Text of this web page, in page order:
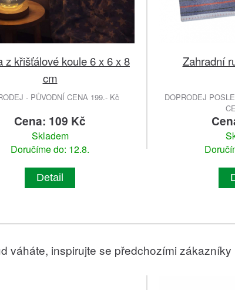
z křišťálové koule 6 x 6 x 8
cm
- PŮVODNÍ CENA 199.- Kč
Cena: 109 Kč
Skladem
Doručíme do: 12.8.
Detail
Zahradní
DOPRODEJ
váháte, inspirujte se předchozími zákazníky